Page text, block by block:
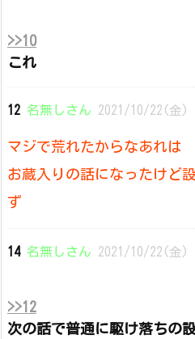
>>10
これ
12 名無しさん 2021/10/22(金)
マジで荒れたからなあれは
お蔵入りの話になったけど
ず
14 名無しさん 2021/10/22(金)
>>12
次の話で普通に駆け落ちの